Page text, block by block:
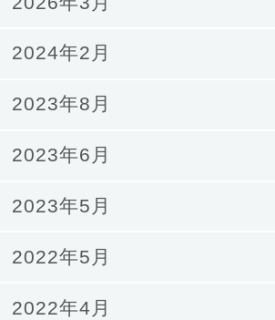
2024年2月
2023年8月
2023年6月
2023年5月
2022年5月
2022年4月